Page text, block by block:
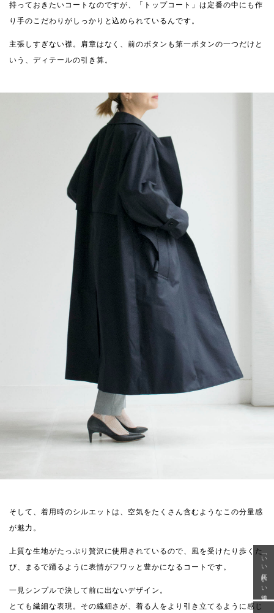
持っておきたいコートなのですが、「トップコート」は定番の中にも作
り手のこだわりがしっかりと込められているんです。
主張しすぎない襟。肩章はなく、前のボタンも第一ボタンの一つだけと
いう、ディテールの引き算。
そして、着用時のシルエットは、空気をたくさん含むようなこの分量感
が魅力。
上質な生地がたっぷり贅沢に使用されているので、風を受けたり歩くた
び、まるで踊るように表情がフワッと豊かになるコートです。
一見シンプルで決して前に出ないデザイン。
とても繊細な表現。その繊細さが、着る人をより引き立てるように感じ
「いい年齢 いい洋服」